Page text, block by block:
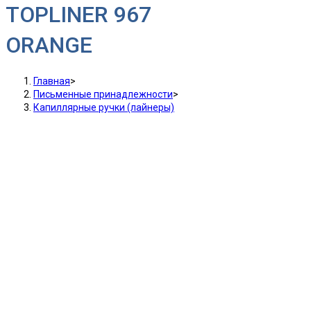
TOPLINER 967
ORANGE
Главная>
Письменные принадлежности>
Капиллярные ручки (лайнеры)